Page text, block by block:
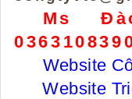
Ms
Website
Website